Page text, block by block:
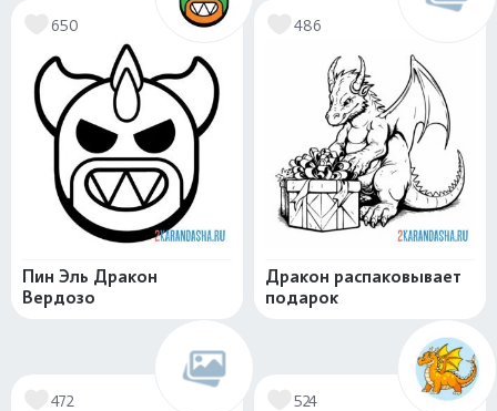
650
Пин Эль Дракон
Вердозо
486
Дракон распаковывает
подарок
472 524